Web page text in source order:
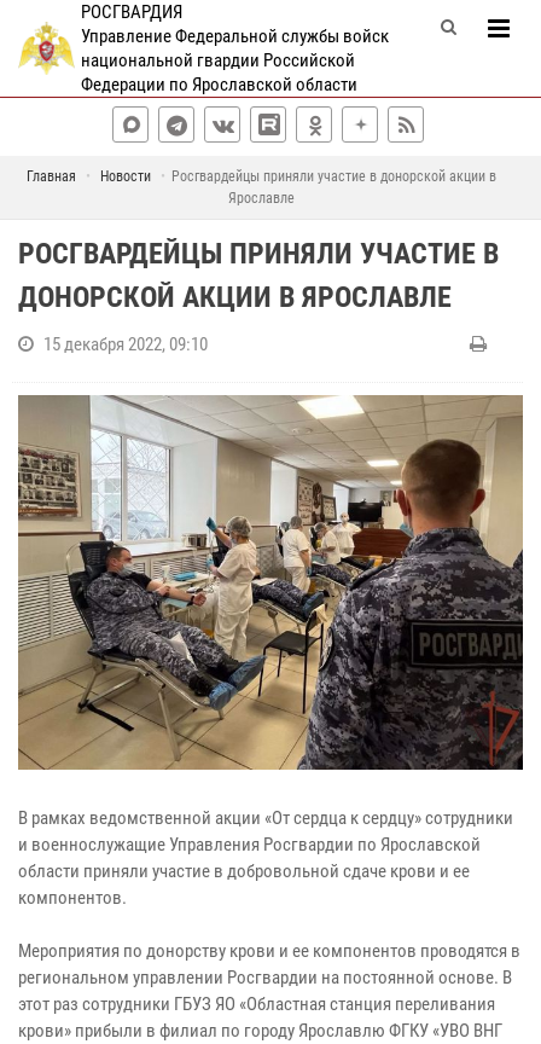
РОСГВАРДИЯ
Управление Федеральной службы войск
национальной гвардии Российской
Федерации по Ярославской области
Главная Новости
Росгвардейцы приняли участие в донорской акции в
Ярославле
РОСГВАРДЕЙЦЫ ПРИНЯЛИ УЧАСТИЕ В
ДОНОРСКОЙ АКЦИИ В ЯРОСЛАВЛЕ
15 декабря 2022, 09:10
В рамках ведомственной акции «От сердца к сердцу» сотрудники
и военнослужащие Управления Росгвардии по Ярославской
области приняли участие в добровольной сдаче крови и ее
компонентов.
Мероприятия по донорству крови и ее компонентов проводятся в
региональном управлении Росгвардии на постоянной основе. В
этот раз сотрудники ГБУЗ ЯО «Областная станция переливания
крови» прибыли в филиал по городу Ярославлю ФГКУ «УВО ВНГ